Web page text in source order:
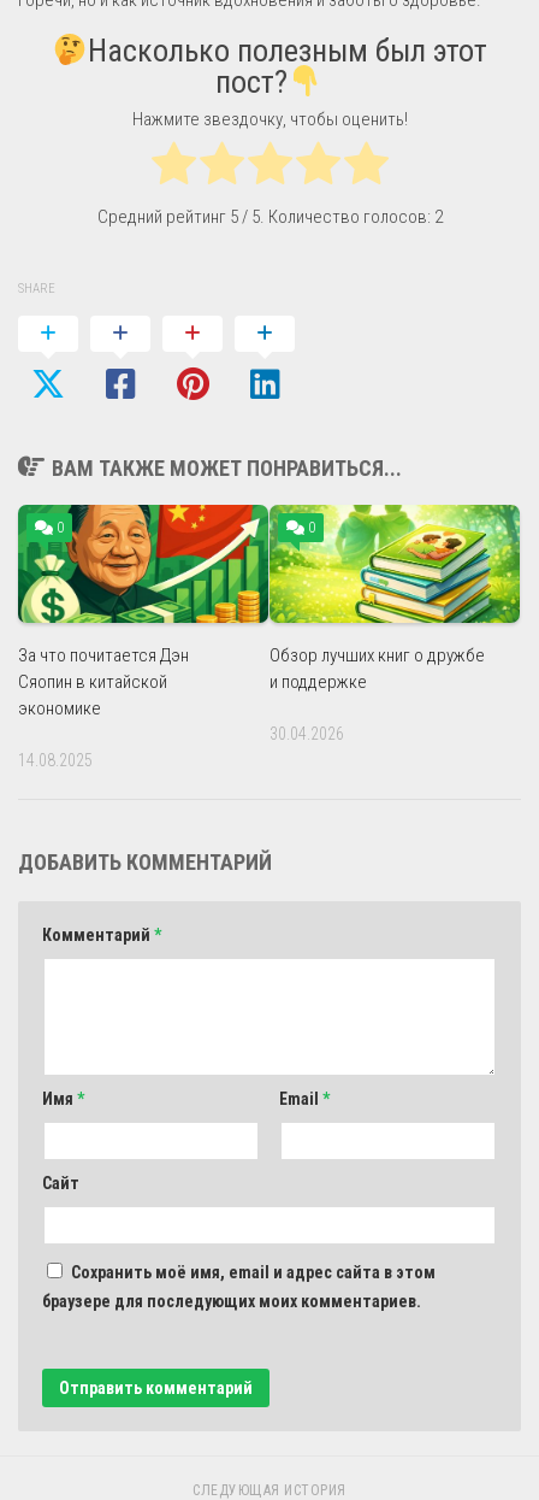
Насколько полезным был этот
пост?
Нажмите звездочку, чтобы оценить!
Средний рейтинг 5/ 5. Количество голосов: 2
SHARE
ВАМ ТАКЖЕ МОЖЕТ ПОНРАВИТЬСЯ...
0
За что почитается Дэн
Сяопин в китайской
экономике
14.08.2025
0
Обзор лучших книг о дружбе
и поддержке
30.04.2026
ДОБАВИТЬ КОММЕНТАРИЙ
Комментарий *
Имя * Email *
Сайт
Сохранить моё имя, email и адрес сайта в этом
браузере для последующих моих комментариев.
СЛЕДУЮЩАЯ ИСТОРИЯ